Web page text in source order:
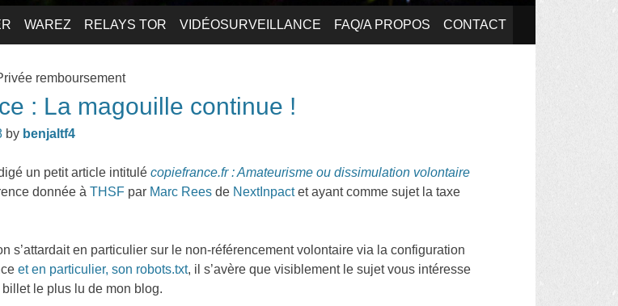
WAREZ RELAYS TOR VIDÉOSURVEILLANCE FAQ/A PROPOS CONTACT
remboursement
: La magouille continue !
by benjaltf4
un petit article intitulécopiefrance.fr : Amateurisme ou dissimulation volontaire
donnée àTHSF par Marc Rees de NextInpactet ayant comme sujet la taxe
s’attardait en particulier sur le non-référencement volontaire via la configuration
et en particulier, son robots.txt, il s’avère que visiblement le sujet vous intéresse
billet le plus lu de mon blog.